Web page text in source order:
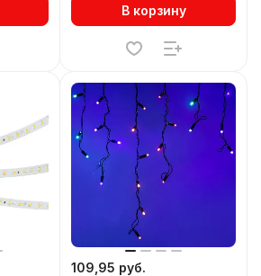
В корзину
109,95 руб.